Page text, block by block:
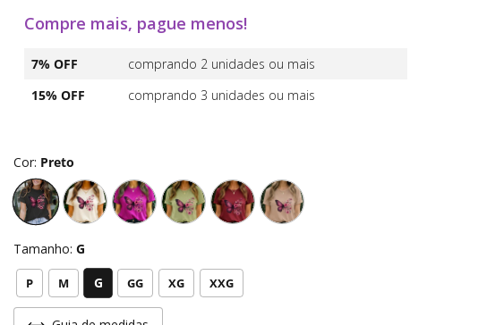
Compre mais, pague menos!
7% OFF
comprando 2 unidades ou mais
15% OFF
comprando 3 unidades ou mais
Cor: Preto
Tamanho: G
P M G GG XG XXG